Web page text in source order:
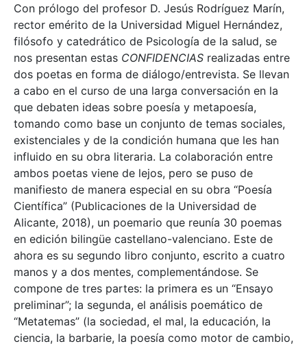
Con prólogo del profesor D. Jesús Rodríguez Marín,
rector emérito de la Universidad Miguel Hernández,
filósofo y catedrático de Psicología de la salud, se
nos presentan estas CONFIDENCIAS realizadas entre
dos poetas en forma de diálogo/entrevista. Se llevan
a cabo en el curso de una larga conversación en la
que debaten ideas sobre poesía y metapoesía,
tomando como base un conjunto de temas sociales,
existenciales y de la condición humana que les han
influido en su obra literaria. La colaboración entre
ambos poetas viene de lejos, pero se puso de
manifiesto de manera especial en su obra “Poesía
Científica” (Publicaciones de la Universidad de
Alicante, 2018), un poemario que reunía 30 poemas
en edición bilingüe castellano-valenciano. Este de
ahora es su segundo libro conjunto, escrito a cuatro
manos y a dos mentes, complementándose. Se
compone de tres partes: la primera es un “Ensayo
preliminar”; la segunda, el análisis poemático de
“Metatemas” (la sociedad, el mal, la educación, la
ciencia, la barbarie, la poesía como motor de cambio,